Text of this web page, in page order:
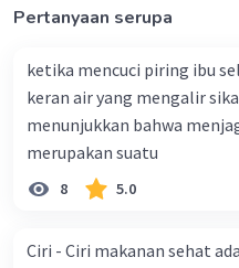
Pertanyaan serupa
ketika mencuci piring ibu
keran air yang mengalir
menunjukkan bahwa
merupakan suatu
8 5.0
Ciri - Ciri makanan sehat